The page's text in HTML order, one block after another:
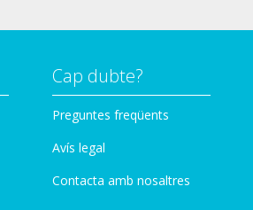
Cap dubte?
Preguntes freqüents
Avís legal
Contacta amb nosaltres